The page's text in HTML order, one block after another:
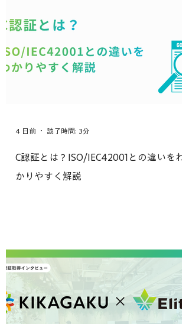
C認証とは？ISO/IEC42001との違いをわ
かりやすく解説
4 日前 読了時間: 3分